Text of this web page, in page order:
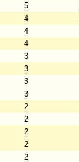
5
4
4
4
3
3
3
3
2
2
2
2
2